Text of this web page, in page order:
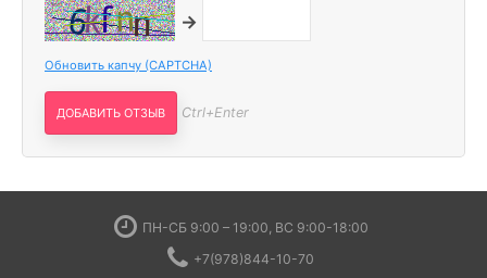
→
Обновить капчу (CAPTCHA)
Ctrl+Enter
ПН-СБ 9:00 – 19:00, ВС 9:00-18:00
+7(978)844-10-70